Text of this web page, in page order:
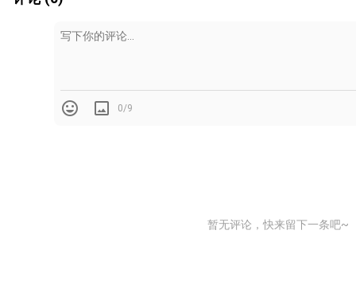
0/9
暂无评论，快来留下一条吧~